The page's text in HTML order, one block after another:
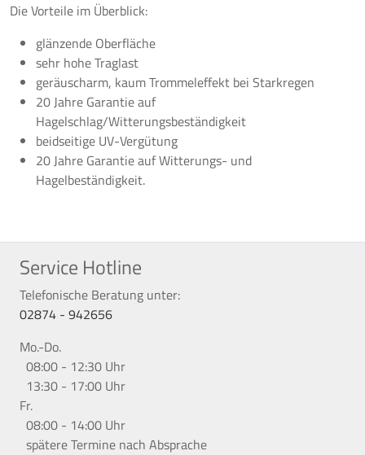
Die Vorteile im Überblick:
glänzende Oberfläche
sehr hohe Traglast
geräuscharm, kaum Trommeleffekt bei Starkregen
20 Jahre Garantie auf
Hagelschlag/Witterungsbeständigkeit
beidseitige UV-Vergütung
20 Jahre Garantie auf Witterungs- und
Hagelbeständigkeit.
Service Hotline
Telefonische Beratung unter:
02874 - 942656
Mo.-Do.
08:00 - 12:30 Uhr
13:30 - 17:00 Uhr
Fr.
08:00 - 14:00 Uhr
spätere Termine nach Absprache